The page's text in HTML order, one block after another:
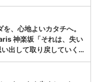
、心地よいカタチへ。
神楽坂「それは、失い
出して取り戻していく…